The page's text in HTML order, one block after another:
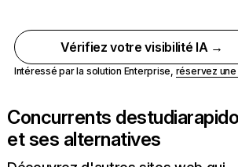
Vérifiez votre visibilité IA →
Intéressé par la solution Enterprise, réservez
Concurrents de
et ses alternatives